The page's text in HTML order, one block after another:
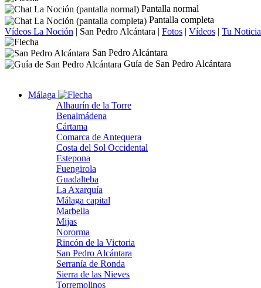
Pantalla normal
Pantalla completa
Vídeos La Noción | San Pedro Alcántara | Fotos | Vídeos | Tu Noticia
San Pedro Alcántara
Guía de San Pedro Alcántara
Málaga
Alhaurín de la Torre
Benalmádena
Cártama
Comarca de Antequera
Costa del Sol Occidental
Estepona
Fuengirola
Guadalteba
La Axarquía
Málaga capital
Marbella
Mijas
Nororma
Rincón de la Victoria
San Pedro Alcántara
Serranía de Ronda
Sierra de las Nieves
Torremolinos